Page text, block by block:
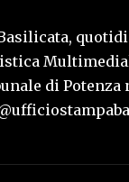
di Potenza